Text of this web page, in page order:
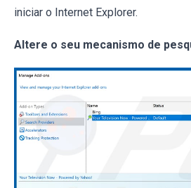
iniciar o Internet Explorer.
Altere o seu mecanismo de